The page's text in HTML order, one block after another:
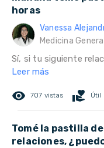
horas
Vanessa
Medicina General
Sí, si tu siguiente
Leer más
remove_red_eye 707 vistas volunteer_activism Útil
Tomé la pastilla
relaciones,